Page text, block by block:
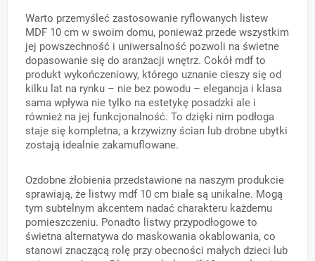
Warto przemyśleć zastosowanie ryflowanych listew
MDF 10 cm w swoim domu, ponieważ przede wszystkim
jej powszechność i uniwersalność pozwoli na świetne
dopasowanie się do aranżacji wnętrz. Cokół mdf to
produkt wykończeniowy, którego uznanie cieszy się od
kilku lat na rynku – nie bez powodu – elegancja i klasa
sama wpływa nie tylko na estetykę posadzki ale i
również na jej funkcjonalność. To dzięki nim podłoga
staje się kompletna, a krzywizny ścian lub drobne ubytki
zostają idealnie zakamuflowane.
Ozdobne żłobienia przedstawione na naszym produkcie
sprawiają, że listwy mdf 10 cm białe są unikalne. Mogą
tym subtelnym akcentem nadać charakteru każdemu
pomieszczeniu. Ponadto listwy przypodłogowe to
świetna alternatywa do maskowania okablowania, co
stanowi znaczącą rolę przy obecności małych dzieci lub